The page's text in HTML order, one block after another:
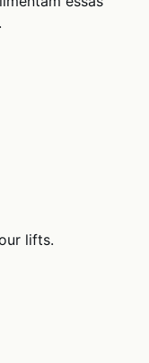
.
lifts.